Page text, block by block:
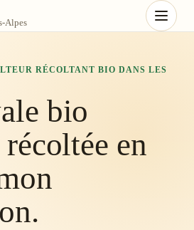
Alpes
RÉCOLTANT BIO DANS LES
bio
en